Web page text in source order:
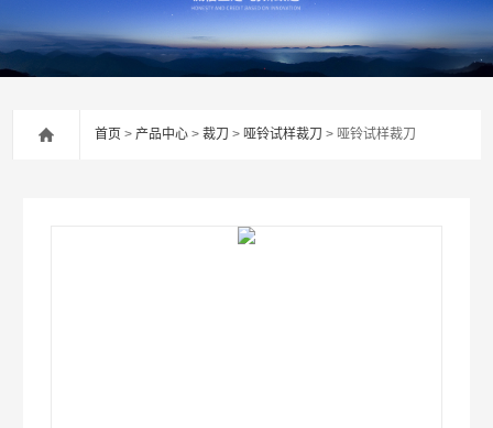
首页 >产品中心 >裁刀 >哑铃试样裁刀 > 哑铃试样裁刀